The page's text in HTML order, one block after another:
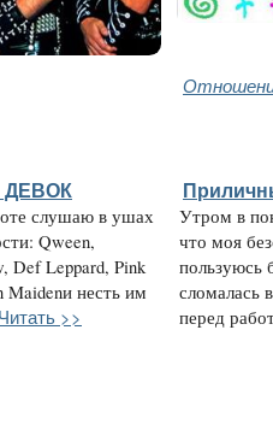
слушаю в ушах
Qween,
Def Leppard, Pink
Maidenи несть им
Читать >>
Утром в
что моя
пользуюсь
сломалась
перед